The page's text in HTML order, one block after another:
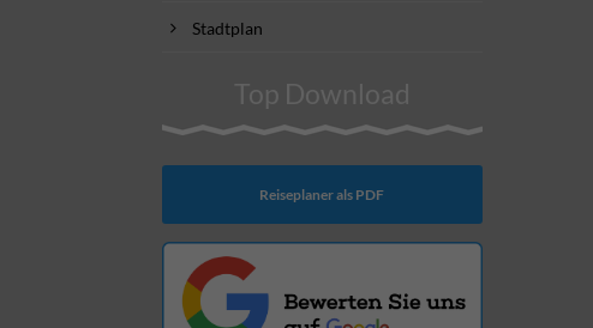
Stadtplan
Top Download
Reiseplaner als PDF